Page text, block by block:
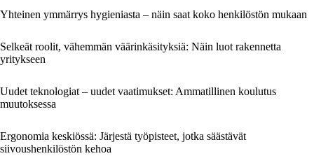
Yhteinen ymmärrys hygieniasta – näin saat koko henkilöstön mukaan
Selkeät roolit, vähemmän väärinkäsityksiä: Näin luot rakennetta
yritykseen
Uudet teknologiat – uudet vaatimukset: Ammatillinen koulutus
muutoksessa
Ergonomia keskiössä: Järjestä työpisteet, jotka säästävät
siivoushenkilöstön kehoa